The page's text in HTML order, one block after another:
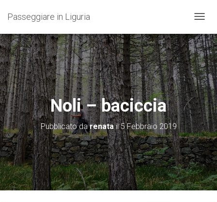
Passeggiare in Liguria
A
V
I
G
A
Z
I
O
N
E
T
O
G
G
L
E
Noli – baciccia
Pubblicato darenatail5 Febbraio 2019